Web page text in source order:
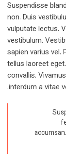
Suspendisse
non. Duis
vulputate lectus.
vestibulum.
sapien varius vel.
tellus laoreet
convallis.
interdum a vitae